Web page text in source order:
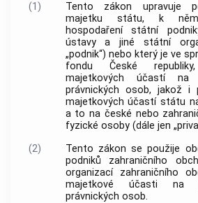
(1)
Tento zákon upravuje
majetku státu, k
hospodaření státní
ústavy a jiné státní
„podnik“) nebo který je ve
fondu České
majetkových účastí na
právnických osob, jakož i
majetkových účastí státu
a to na české nebo
fyzické osoby (dále jen
(2)
Tento zákon se použije
podniků zahraničního
organizací zahraničního
majetkové účasti na
právnických osob.